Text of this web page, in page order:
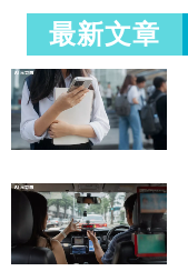
最新文章